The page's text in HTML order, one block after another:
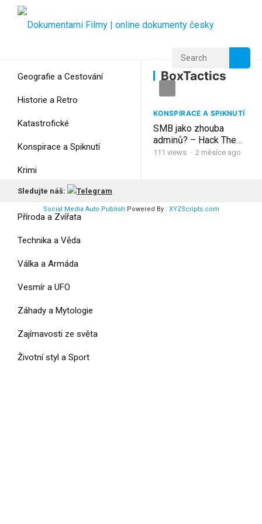
Geografie a Cestování
Historie a Retro
Katastrofické
Konspirace a Spiknutí
Krimi
Myšlení
Příroda a Zvířata
Technika a Věda
Válka a Armáda
Vesmír a UFO
Záhady a Mytologie
Zajímavosti ze světa
Životní styl a Sport
BoxTactics
BoxTactics
KONSPIRACE A SPIKNUTÍ
SMB jako zhouba
adminů? – Hack The
Box/Tactics
111 views · 2 měsíce ago
Sledujte náš:
Social Media Auto Publish Powered By : XYZScripts.com